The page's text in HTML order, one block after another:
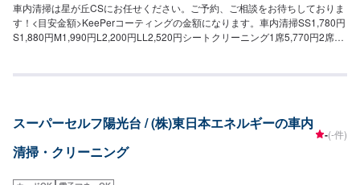
車内清掃は星が丘CSにお任せください。ご予約、ご相談をお待ちしておりま
す！<目安金額>KeePerコーティングの金額になります。車内清掃SS1,780円
S1,880円M1,990円L2,200円LL2,520円シートクリーニング1席5,770円2席
スーパーセルフ陽光台 / (株)東日本エネルギーの車内
清掃・クリーニング
-(-件)